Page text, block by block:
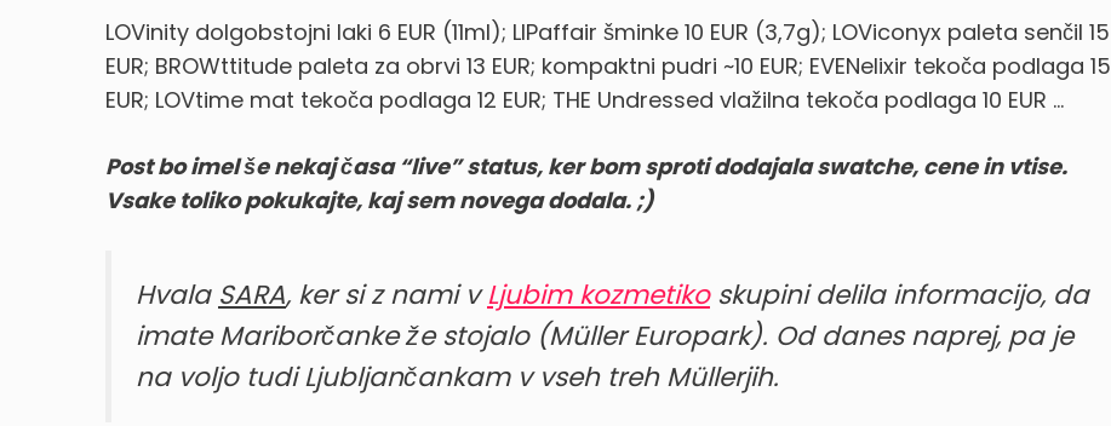
LOVinity dolgobstojni laki 6 EUR (11ml); LIPaffair šminke 10 EUR (3,7g); LOViconyx paleta senčil 15
EUR; BROWttitude paleta za obrvi 13 EUR; kompaktni pudri ~10 EUR; EVENelixir tekoča podlaga 15
EUR; LOVtime mat tekoča podlaga 12 EUR; THE Undressed vlažilna tekoča podlaga 10 EUR …
Post bo imel še nekaj časa “live” status, ker bom sproti dodajala swatche, cene in vtise.
Vsake toliko pokukajte, kaj sem novega dodala. ;)
Hvala SARA, ker si z nami vLjubim kozmetikoskupini delila informacijo, da
imate Mariborčanke že stojalo (Müller Europark). Od danes naprej, pa je
na voljo tudi Ljubljančankam v vseh treh Müllerjih.